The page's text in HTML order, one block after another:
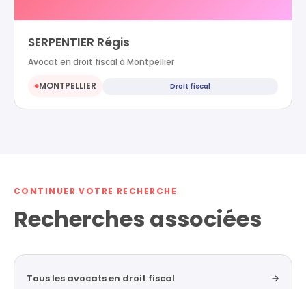
SERPENTIER Régis
Avocat en droit fiscal à Montpellier
●MONTPELLIER Droit fiscal
CONTINUER VOTRE RECHERCHE
Recherches associées
Tous les avocats en droit fiscal →